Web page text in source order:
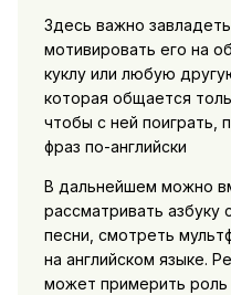
Здесь важно
мотивировать его на
куклу или любую
которая общается
чтобы с ней поиграть,
фраз по-английски
В дальнейшем можно
рассматривать азбуку
песни, смотреть
на английском языке.
может примерить роль